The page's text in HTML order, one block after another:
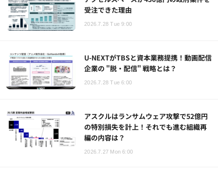
受注できた理由
2026.7.28 Tue 9:00
U-NEXTがTBSと資本業務提携！動画配信
企業の "脱・配信" 戦略とは？
2026.7.28 Tue 6:00
アスクルはランサムウェア攻撃で52億円
の特別損失を計上！それでも進む組織再
編の内容は？
2026.7.27 Mon 6:00